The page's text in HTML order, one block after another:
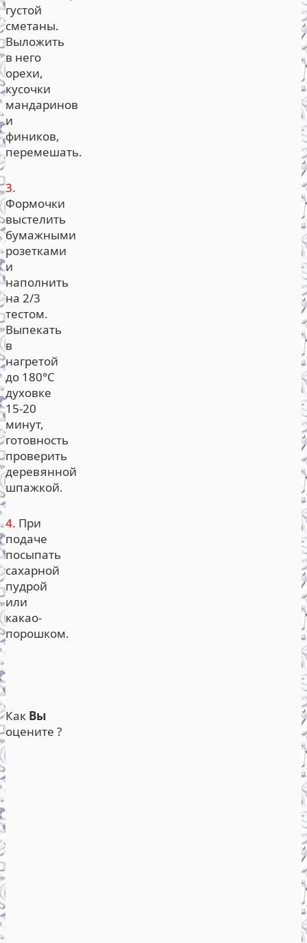
густой
сметаны.
Выложить
в него
орехи,
кусочки
мандаринов
и
фиников,
перемешать.
3.
Формочки
выстелить
бумажными
розетками
и
наполнить
на 2/3
тестом.
Выпекать
в
нагретой
до 180°С
духовке
15-20
минут,
готовность
проверить
деревянной
шпажкой.
4. При
подаче
посыпать
сахарной
пудрой
или
какао-
порошком.
Как Вы
оцените ?